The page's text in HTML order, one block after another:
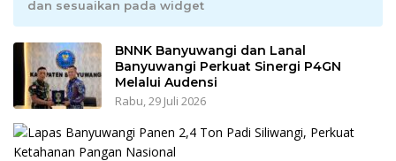
dan sesuaikan pada widget
BNNK Banyuwangi dan Lanal
Banyuwangi Perkuat Sinergi P4GN
Melalui Audensi
Rabu, 29 Juli 2026